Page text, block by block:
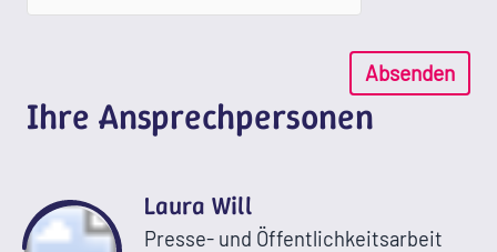
Absenden
Ihre Ansprechpersonen
Laura Will
Presse- und Öffentlichkeitsarbeit